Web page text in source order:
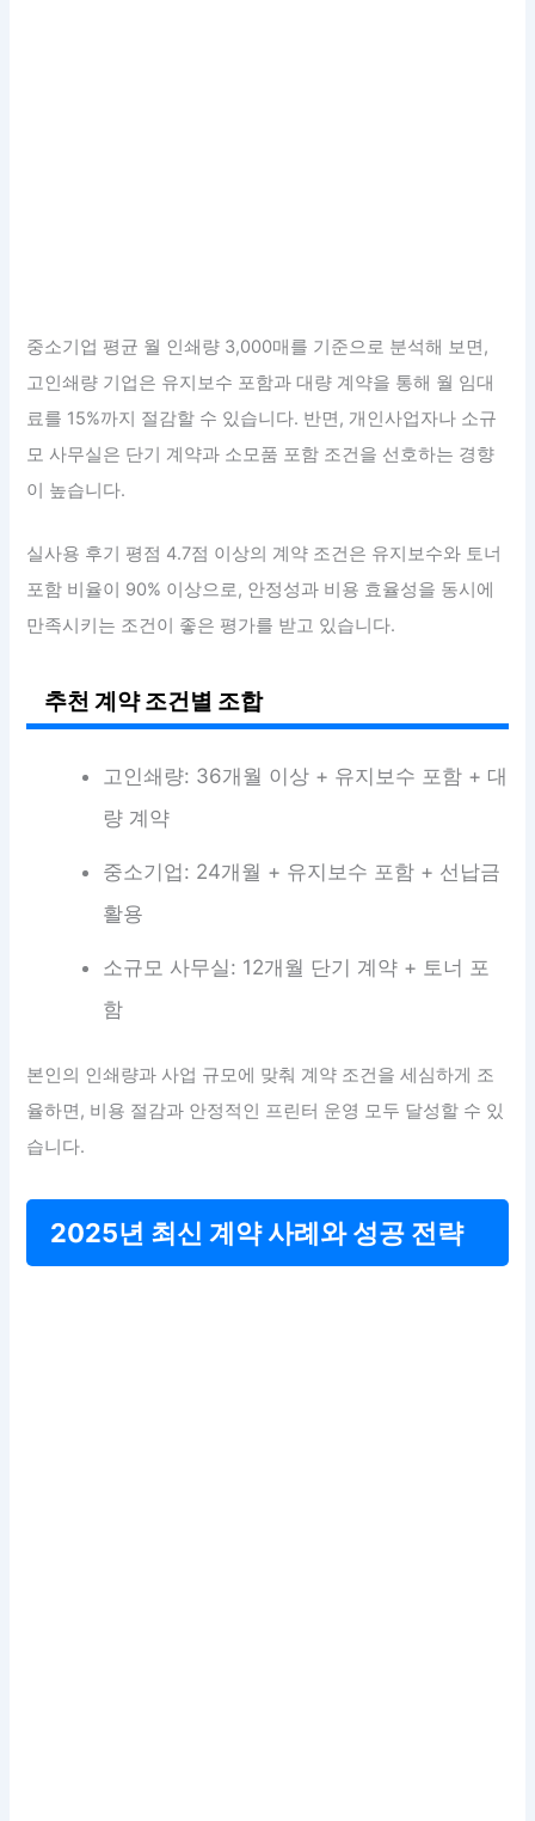
중소기업 평균 월 인쇄량 3,000매를 기준으로 분석해 보면,
고인쇄량 기업은 유지보수 포함과 대량 계약을 통해 월 임대
료를 15%까지 절감할 수 있습니다. 반면, 개인사업자나 소규
모 사무실은 단기 계약과 소모품 포함 조건을 선호하는 경향
이 높습니다.
실사용 후기 평점 4.7점 이상의 계약 조건은 유지보수와 토너
포함 비율이 90% 이상으로, 안정성과 비용 효율성을 동시에
만족시키는 조건이 좋은 평가를 받고 있습니다.
추천 계약 조건별 조합
고인쇄량: 36개월 이상 + 유지보수 포함 + 대
량 계약
중소기업: 24개월 + 유지보수 포함 + 선납금
활용
소규모 사무실: 12개월 단기 계약 + 토너 포
함
본인의 인쇄량과 사업 규모에 맞춰 계약 조건을 세심하게 조
율하면, 비용 절감과 안정적인 프린터 운영 모두 달성할 수 있
습니다.
2025년 최신 계약 사례와 성공 전략